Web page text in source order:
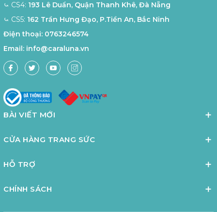
⤿ CS4: 193 Lê Duẩn, Quận Thanh Khê, Đà Nẵng
⤿ CS5: 162 Trần Hưng Đạo, P.Tiền An, Bắc Ninh
Điện thoại: 0763246574
Email: info@caraluna.vn
BÀI VIẾT MỚI
CỬA HÀNG TRANG SỨC
HỖ TRỢ
CHÍNH SÁCH